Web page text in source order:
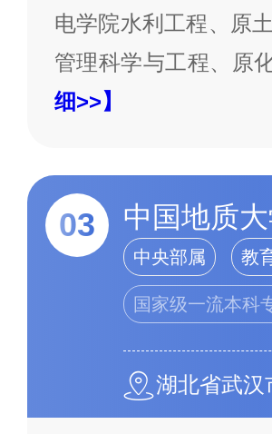
电学院水利工程、原
管理科学与工程、原
细>>】
03 中国地质
中央部属 教
国家级一流本科
湖北省武汉